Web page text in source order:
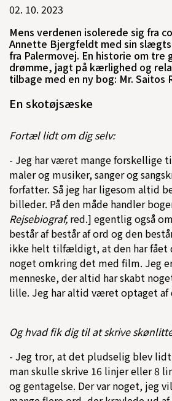
02. 10. 2023
Mens verdenen isolerede sig fra
Annette Bjergfeldt med sin
fra Palermovej. En historie om tre
drømme, jagt på kærlighed og
tilbage med en ny bog: Mr. Saitos
En skotøjsæske
Fortæl lidt om dig selv:
- Jeg har været mange forskellige
maler og musiker, sanger og
forfatter. Så jeg har ligesom altid
billeder. På den måde handler
Rejsebiograf,red.] egentlig også
består af består af ord og den
ikke helt tilfældigt, at den har fået
noget omkring det med film. Jeg
menneske, der altid har skabt
lille. Jeg har altid været optaget af
Og hvad fik dig til at skrive
- Jeg tror, at det pludselig blev
man skulle skrive 16 linjer eller 8
og gentagelse. Der var noget, jeg